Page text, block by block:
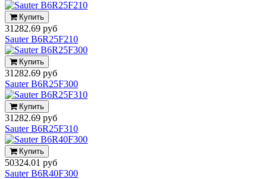
Купить
31282.69 руб
Sauter B6R25F210
Купить
31282.69 руб
Sauter B6R25F300
Купить
31282.69 руб
Sauter B6R25F310
Купить
50324.01 руб
Sauter B6R40F300